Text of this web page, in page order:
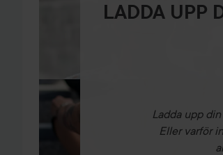
LADDA UPP
Ladda upp
Eller varför